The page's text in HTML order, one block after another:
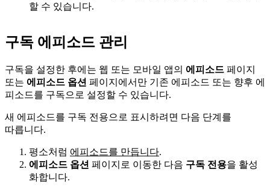
할 수 있습니다.
구독 에피소드 관리
구독을 설정한 후에는 웹 또는 모바일 앱의 에피소드 페이지
또는 에피소드 옵션 페이지에서만 기존 에피소드 또는 향후 에
피소드를 구독으로 설정할 수 있습니다.
새 에⁠피⁠소⁠드⁠를 구⁠독 전⁠용⁠으⁠로 표⁠시⁠하⁠려⁠면 다⁠음 단⁠계⁠를
따⁠릅⁠니⁠다.
평소처럼 에피소드를 만듭니다.
에피소드 옵션 페이지로 이동한 다음 구독 전용을 활성
화합니다.